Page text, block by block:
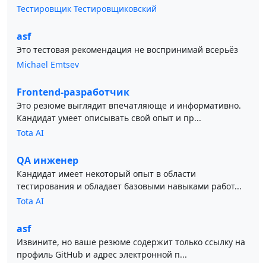
Тестировщик Тестировщиковский
asf
Это тестовая рекомендация не воспринимай всерьёз
Michael Emtsev
Frontend-разработчик
Это резюме выглядит впечатляюще и информативно.
Кандидат умеет описывать свой опыт и пр...
Tota AI
QA инженер
Кандидат имеет некоторый опыт в области
тестирования и обладает базовыми навыками работ...
Tota AI
asf
Извините, но ваше резюме содержит только ссылку на
профиль GitHub и адрес электронной п...